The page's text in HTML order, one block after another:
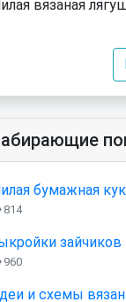
вязаная
бумажная
814
зайчиков
960
и схемы